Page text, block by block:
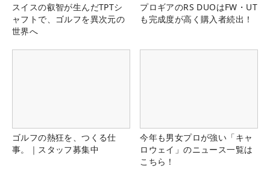
スイスの叡智が生んだTPTシ
ャフトで、ゴルフを異次元の
世界へ
プロギアのRS DUOはFW・UT
も完成度が高く購入者続出！
ゴルフの熱狂を、つくる仕
事。｜スタッフ募集中
今年も男女プロが強い「キャ
ロウェイ」のニュース一覧は
こちら！